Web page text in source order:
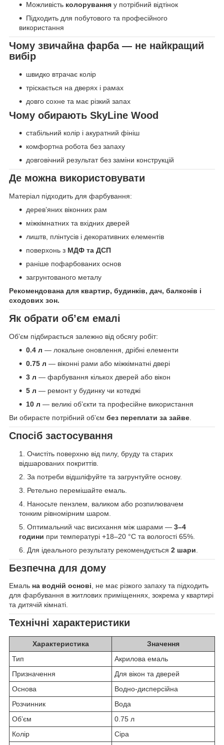
Можливість колорування у потрібний відтінок
Підходить для побутового та професійного
використання
Чому звичайна фарба — не найкращий
вибір
швидко втрачає колір
тріскається на дверях і рамах
довго сохне та має різкий запах
Чому обирають SkyLine Wood
стабільний колір і акуратний фініш
комфортна робота без запаху
довговічний результат без заміни конструкцій
Де можна використовувати
Матеріал підходить для фарбування:
деревʼяних віконних рам
міжкімнатних та вхідних дверей
лиштв, плінтусів і декоративних елементів
поверхонь з МДФ та ДСП
раніше пофарбованих основ
загрунтованого металу
Рекомендована для квартир, будинків, дач, балконів і
сходових зон.
Як обрати обʼєм емалі
Обʼєм підбирається залежно від обсягу робіт:
0.4 л — локальне оновлення, дрібні елементи
0.75 л — віконні рами або міжкімнатні двері
3 л — фарбування кількох дверей або вікон
5 л — ремонт у будинку чи котеджі
10 л — великі обʼєкти та професійне використання
Ви обираєте потрібний обʼєм без переплати за зайве
Спосіб застосування
Очистіть поверхню від пилу, бруду та старих
відшарованих покриттів.
За потреби відшліфуйте та загрунтуйте основу.
Ретельно перемішайте емаль.
Наносьте пензлем, валиком або розпилювачем
тонким рівномірним шаром.
Оптимальний час висихання між шарами — 3–4
години при температурі +18–20 °C та вологості 65%.
Для ідеального результату рекомендується 2 шари
Безпечна для дому
Емаль на водній основі , не має різкого запаху та підходить
для фарбування в житлових приміщеннях, зокрема у квартирі
та дитячій кімнаті.
Технічні характеристики
Характеристика
Значення
Тип
Акрилова емаль
Призначення
Для вікон та дверей
Основа
Водно-дисперсійна
Розчинник
Вода
Обʼєм
0.75 л
Колір
Сіра